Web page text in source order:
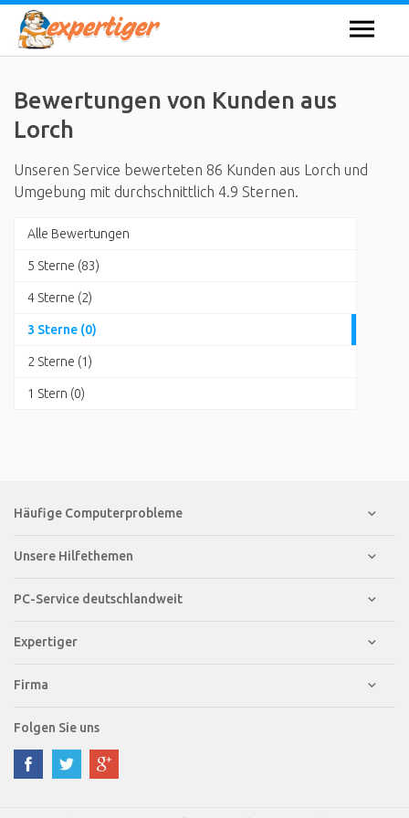
Bewertungen von Kunden aus
Lorch
Unseren Service bewerteten 86 Kunden aus Lorch und
Umgebung mit durchschnittlich 4.9 Sternen.
Alle Bewertungen
5 Sterne (83)
4 Sterne (2)
3 Sterne (0)
2 Sterne (1)
1 Stern (0)
Häufige Computerprobleme
Unsere Hilfethemen
PC-Service deutschlandweit
Expertiger
Firma
Folgen Sie uns